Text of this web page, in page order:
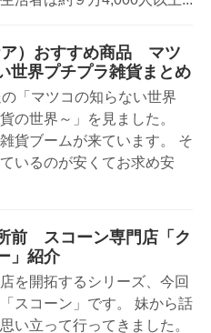
）おすすめ商品 マツ
世界プチプラ雑貨まとめ
の「マツコの知らない世界
の世界～」を見ました。
貨ブームが来ています。 そ
いるのが安くてお求め安
前 スコーン専門店「ク
」紹介
を開拓するシリーズ、今回
スコーン」です。 妹から話
い立って行ってきました。